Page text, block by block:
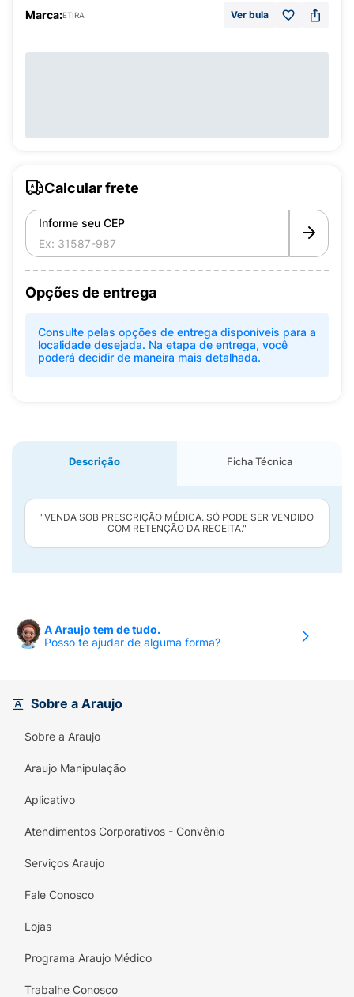
Marca:ETIRA Ver bula
Calcular frete
Informe seu CEP
Opções de entrega
Consulte pelas opções de entrega disponíveis para a
localidade desejada. Na etapa de entrega, você
poderá decidir de maneira mais detalhada.
Descrição Ficha Técnica
"VENDA SOB PRESCRIÇÃO MÉDICA. SÓ PODE SER VENDIDO
COM RETENÇÃO DA RECEITA."
A Araujo tem de tudo.
Posso te ajudar de alguma forma?
Sobre a Araujo
Sobre a Araujo
Araujo Manipulação
Aplicativo
Atendimentos Corporativos - Convênio
Serviços Araujo
Fale Conosco
Lojas
Programa Araujo Médico
Trabalhe Conosco